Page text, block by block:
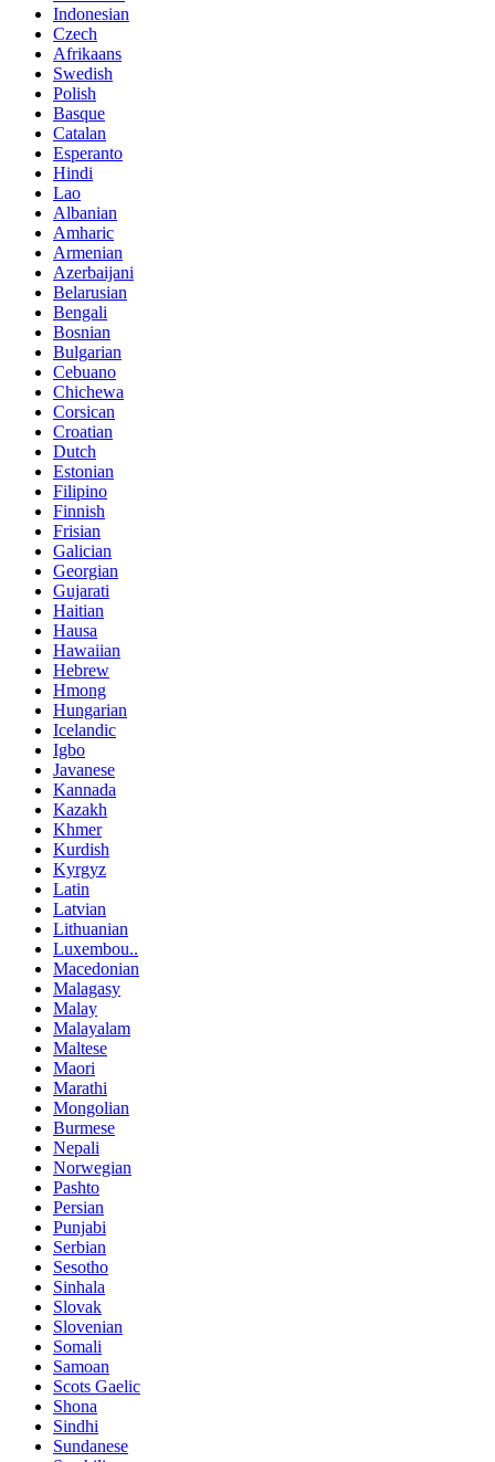
Indonesian
Czech
Afrikaans
Swedish
Polish
Basque
Catalan
Esperanto
Hindi
Lao
Albanian
Amharic
Armenian
Azerbaijani
Belarusian
Bengali
Bosnian
Bulgarian
Cebuano
Chichewa
Corsican
Croatian
Dutch
Estonian
Filipino
Finnish
Frisian
Galician
Georgian
Gujarati
Haitian
Hausa
Hawaiian
Hebrew
Hmong
Hungarian
Icelandic
Igbo
Javanese
Kannada
Kazakh
Khmer
Kurdish
Kyrgyz
Latin
Latvian
Lithuanian
Luxembou..
Macedonian
Malagasy
Malay
Malayalam
Maltese
Maori
Marathi
Mongolian
Burmese
Nepali
Norwegian
Pashto
Persian
Punjabi
Serbian
Sesotho
Sinhala
Slovak
Slovenian
Somali
Samoan
Scots Gaelic
Shona
Sindhi
Sundanese